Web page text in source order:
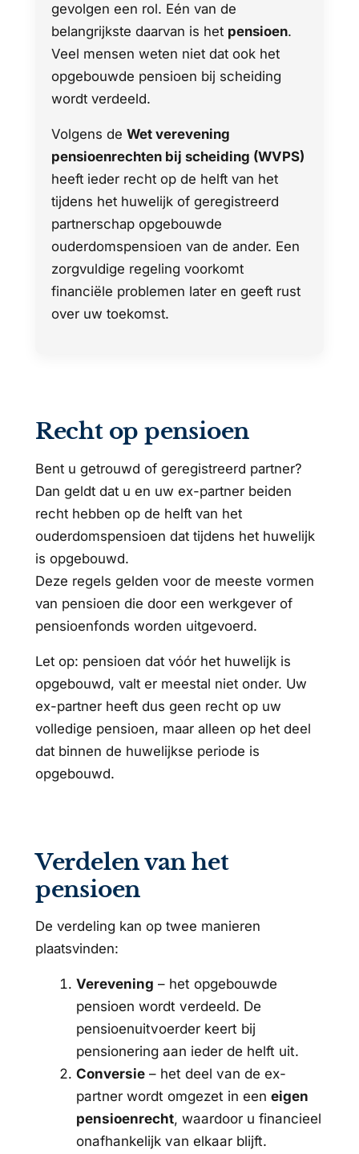
gevolgen een rol. Eén van de
belangrijkste daarvan is het pensioen.
Veel mensen weten niet dat ook het
opgebouwde pensioen bij scheiding
wordt verdeeld.
Volgens de Wet verevening
pensioenrechten bij scheiding (WVPS)
heeft ieder recht op de helft van het
tijdens het huwelijk of geregistreerd
partnerschap opgebouwde
ouderdomspensioen van de ander. Een
zorgvuldige regeling voorkomt
financiële problemen later en geeft rust
over uw toekomst.
Recht op pensioen
Bent u getrouwd of geregistreerd partner?
Dan geldt dat u en uw ex-partner beiden
recht hebben op de helft van het
ouderdomspensioen dat tijdens het huwelijk
is opgebouwd.
Deze regels gelden voor de meeste vormen
van pensioen die door een werkgever of
pensioenfonds worden uitgevoerd.
Let op: pensioen dat vóór het huwelijk is
opgebouwd, valt er meestal niet onder. Uw
ex-partner heeft dus geen recht op uw
volledige pensioen, maar alleen op het deel
dat binnen de huwelijkse periode is
opgebouwd.
Verdelen van het
pensioen
De verdeling kan op twee manieren
plaatsvinden:
Verevening – het opgebouwde
pensioen wordt verdeeld. De
pensioenuitvoerder keert bij
pensionering aan ieder de helft uit.
Conversie– het deel van de ex-
partner wordt omgezet in een eigen
pensioenrecht, waardoor u financieel
onafhankelijk van elkaar blijft.